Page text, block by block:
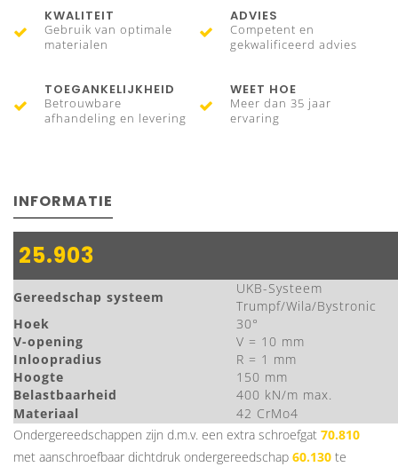
KWALITEIT
Gebruik van optimale
materialen
ADVIES
Competent en
gekwalificeerd advies
TOEGANKELIJKHEID
Betrouwbare
afhandeling en levering
WEET HOE
Meer dan 35 jaar
ervaring
INFORMATIE
25.903
Gereedschap systeem
UKB-Systeem
Trumpf/Wila/Bystronic
Hoek
30°
V-opening
V = 10 mm
Inloopradius
R = 1 mm
Hoogte
150 mm
Belastbaarheid
400 kN/m max.
Materiaal
42 CrMo4
Ondergereedschappen zijn d.m.v. een extra schroefgat 70.810
met aanschroefbaar dichtdruk ondergereedschap 60.130 te